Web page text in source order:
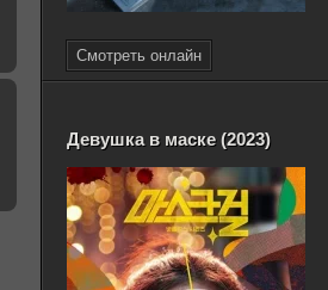
Смотреть онлайн
Девушка в маске (2023)